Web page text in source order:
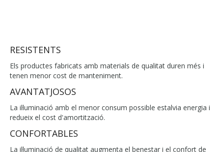
RESISTENTS
Els productes fabricats amb materials de qualitat duren més i
tenen menor cost de manteniment.
AVANTATJOSOS
La il·luminació amb el menor consum possible estalvia energia i
redueix el cost d'amortització.
CONFORTABLES
La il·luminació de qualitat augmenta el benestar i el confort de